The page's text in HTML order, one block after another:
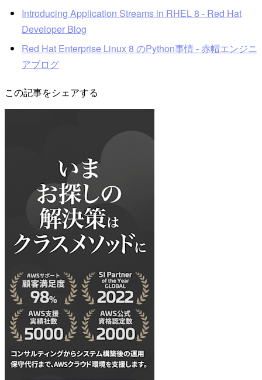
Introducing Application Streams in RHEL 8 - Red Hat
Developer Blog
Red Hat Enterprise Linux 8 のPython事情 - 赤帽エンジニ
アブログ
この記事をシェアする